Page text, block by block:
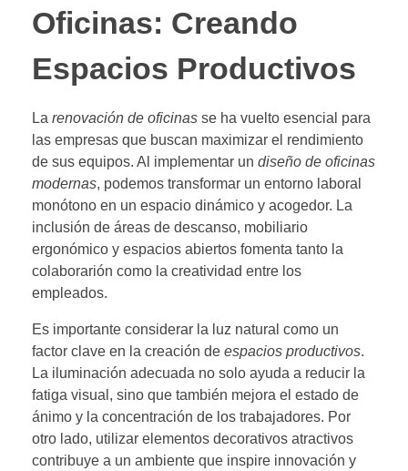
Oficinas: Creando
Espacios Productivos
La renovación de oficinas se ha vuelto esencial para
las empresas que buscan maximizar el rendimiento
de sus equipos. Al implementar un diseño de oficinas
modernas, podemos transformar un entorno laboral
monótono en un espacio dinámico y acogedor. La
inclusión de áreas de descanso, mobiliario
ergonómico y espacios abiertos fomenta tanto la
colaborarión como la creatividad entre los
empleados.
Es importante considerar la luz natural como un
factor clave en la creación de espacios productivos.
La iluminación adecuada no solo ayuda a reducir la
fatiga visual, sino que también mejora el estado de
ánimo y la concentración de los trabajadores. Por
otro lado, utilizar elementos decorativos atractivos
contribuye a un ambiente que inspire innovación y